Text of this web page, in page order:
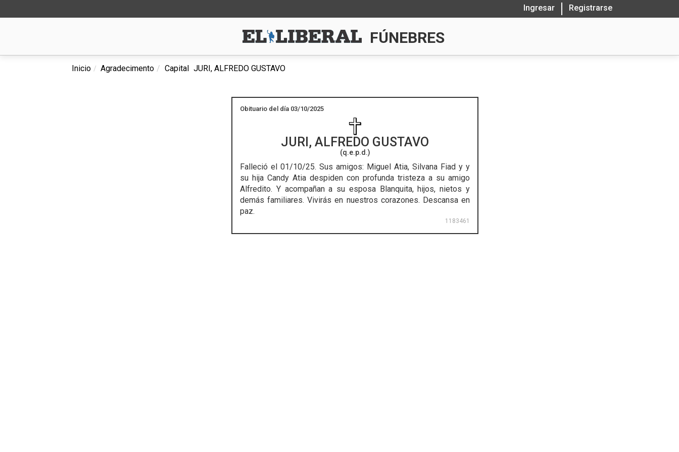
Ingresar Registrarse
FÚNEBRES
Inicio Agradecimento Capital JURI, ALFREDO GUSTAVO
Obituario del día 03/10/2025
JURI, ALFREDO GUSTAVO
(q.e.p.d.)
Falleció el 01/10/25. Sus amigos: Miguel Atia, Silvana Fiad y y
su hija Candy Atia despiden con profunda tristeza a su amigo
Alfredito. Y acompañan a su esposa Blanquita, hijos, nietos y
demás familiares. Vivirás en nuestros corazones. Descansa en
paz.
1183461